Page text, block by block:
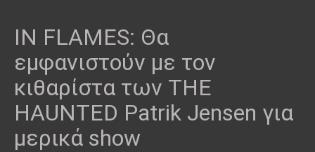
IN FLAMES: Θα
εμφανιστούν με τον
κιθαρίστα των THE
HAUNTED Patrik Jensen για
μερικά show